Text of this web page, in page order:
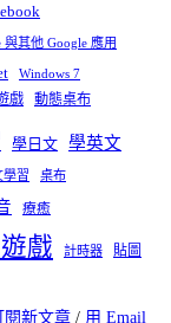
與其他 Google 應用
Windows 7
戲 動態桌布
學日文 學英文
學習 桌布
療癒
戲 計時器
貼圖
閱新文章 / 用 Email